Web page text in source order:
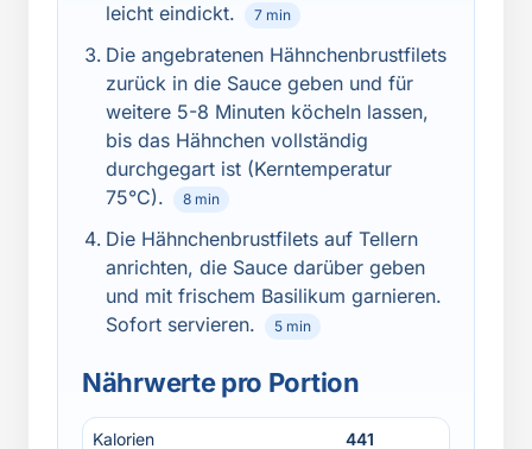
leicht eindickt.
7 min
Die angebratenen Hähnchenbrustfilets
zurück in die Sauce geben und für
weitere 5-8 Minuten köcheln lassen,
bis das Hähnchen vollständig
durchgegart ist (Kerntemperatur
75°C).
8 min
Die Hähnchenbrustfilets auf Tellern
anrichten, die Sauce darüber geben
und mit frischem Basilikum garnieren.
Sofort servieren.
5 min
Nährwerte pro Portion
Kalorien 441